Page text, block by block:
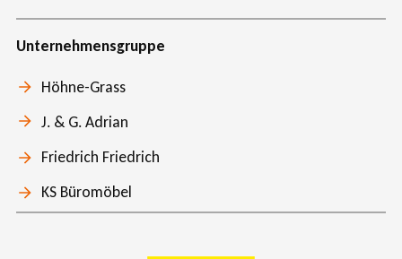
Unternehmensgruppe
Höhne-Grass
J. & G. Adrian
Friedrich Friedrich
KS Büromöbel